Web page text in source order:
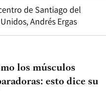
de Santiago del
Andrés Ergas
los músculos
esto dice su